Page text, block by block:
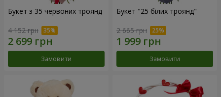
Букет з 35 червоних троянд
4 152 грн
Замовити
Букет "25 білих троянд"
2 665 грн
Замовити